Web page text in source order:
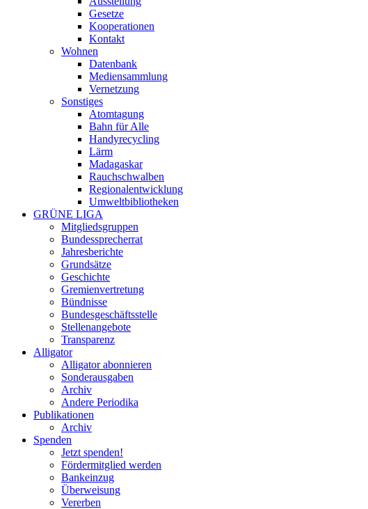
Gesetze
Kooperationen
Kontakt
Wohnen
Datenbank
Mediensammlung
Vernetzung
Sonstiges
Atomtagung
Bahn für Alle
Handyrecycling
Lärm
Madagaskar
Rauchschwalben
Regionalentwicklung
Umweltbibliotheken
GRÜNE LIGA
Mitgliedsgruppen
Bundessprecherrat
Jahresberichte
Grundsätze
Geschichte
Gremienvertretung
Bündnisse
Bundesgeschäftsstelle
Stellenangebote
Transparenz
Alligator
Alligator abonnieren
Sonderausgaben
Archiv
Andere Periodika
Publikationen
Archiv
Spenden
Jetzt spenden!
Fördermitglied werden
Bankeinzug
Überweisung
Vererben